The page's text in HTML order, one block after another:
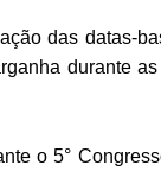
das datas-
durante
o 5°